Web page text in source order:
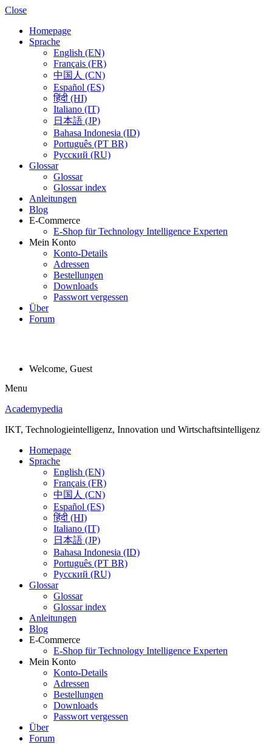
Close
Homepage
Sprache
English (EN)
Français (FR)
中国人 (CN)
Español (ES)
हिंदी (HI)
Italiano (IT)
日本語 (JP)
Bahasa Indonesia (ID)
Português (PT BR)
Pусский (RU)
Glossar
Glossar
Glossar index
Anleitungen
Blog
E-Commerce
E-Shop für Technology Intelligence Experten
Mein Konto
Konto-Details
Adressen
Bestellungen
Downloads
Passwort vergessen
Über
Forum
Welcome, Guest
Menu
Academypedia
IKT, Technologieintelligenz, Innovation und Wirtschaftsintelligenz
Homepage
Sprache
English (EN)
Français (FR)
中国人 (CN)
Español (ES)
हिंदी (HI)
Italiano (IT)
日本語 (JP)
Bahasa Indonesia (ID)
Português (PT BR)
Pусский (RU)
Glossar
Glossar
Glossar index
Anleitungen
Blog
E-Commerce
E-Shop für Technology Intelligence Experten
Mein Konto
Konto-Details
Adressen
Bestellungen
Downloads
Passwort vergessen
Über
Forum